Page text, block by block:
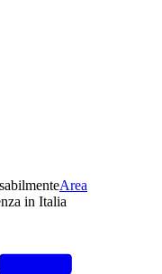
Area
in Italia